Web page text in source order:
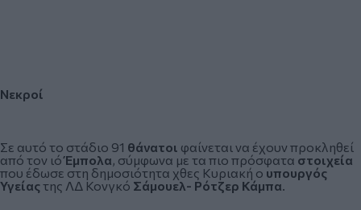
Νεκροί
Σε αυτό το στάδιο 91 θάνατοι φαίνεται να έχουν προκληθεί
από τον ιόΈμπολα, σύμφωνα με τα πιο πρόσφατα στοιχεία
που έδωσε στη δημοσιότητα χθες Κυριακή ο υπουργός
Υγείαςτης ΛΔ Κονγκό Σάμουελ- Ρότζερ Κάμπα.